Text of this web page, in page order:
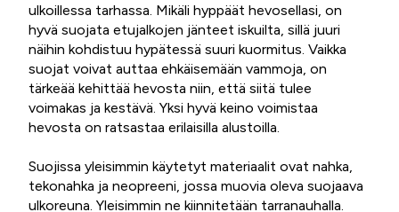
ulkoillessa tarhassa. Mikäli hyppäät hevosellasi, on
hyvä suojata etujalkojen jänteet iskuilta, sillä juuri
näihin kohdistuu hypätessä suuri kuormitus. Vaikka
suojat voivat auttaa ehkäisemään vammoja, on
tärkeää kehittää hevosta niin, että siitä tulee
voimakas ja kestävä. Yksi hyvä keino voimistaa
hevosta on ratsastaa erilaisilla alustoilla.
Suojissa yleisimmin käytetyt materiaalit ovat nahka,
tekonahka ja neopreeni, jossa muovia oleva suojaava
ulkoreuna. Yleisimmin ne kiinnitetään tarranauhalla.